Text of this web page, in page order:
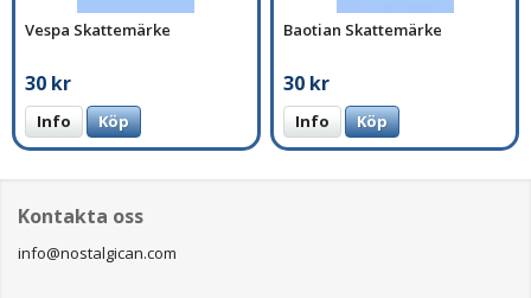
Vespa Skattemärke
30 kr
Info Köp
Baotian Skattemärke
30 kr
Info Köp
Kontakta oss
info@nostalgican.com